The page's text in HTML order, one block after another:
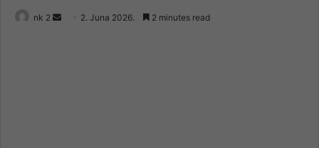
nk 2
Send 2. Juna 2026. 2 minutes read